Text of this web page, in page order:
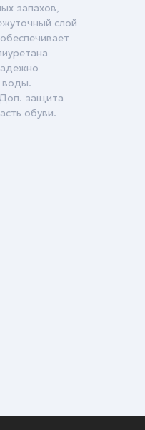
запахов,
слой
воды.
защита
обуви.